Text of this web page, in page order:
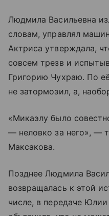
Людмила Васильевна
словам, управлял
Актриса утверждала,
совсем трезв и
Григорию Чухраю. По
не затормозил, а,
«Микаэлу было
— неловко за него», —
Максакова.
Позднее Людмила
возвращалась к этой
числе, в передаче